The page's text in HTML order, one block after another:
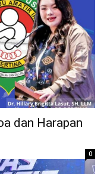
dan Harapan
0